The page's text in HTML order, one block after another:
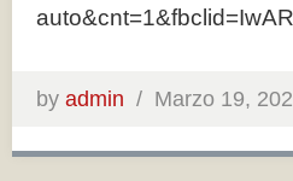
by admin / Marzo 19,